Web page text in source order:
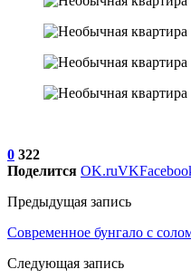
0 322
Поделится OK.ruVK
Предыдущая запись
Современное бунгало с
Следующая запись